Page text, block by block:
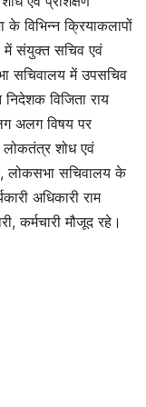
विभिन्न क्रियाकलापों
में संयुक्त सचिव एवं
सचिवालय में उपसचिव
विजिता राय
अलग विषय पर
शोध एवं
लोकसभा सचिवालय के
अधिकारी राम
कर्मचारी मौजूद रहे।